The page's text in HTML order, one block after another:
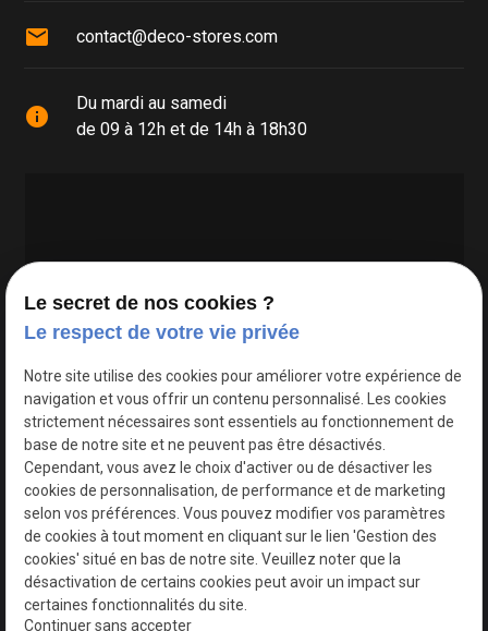
mail contact@deco-stores.com
info
Du mardi au samedi
de 09 à 12h et de 14h à 18h30
Google Maps Search API est désactivé.
Le secret de nos cookies ?
Le respect de votre vie privée
Notre site utilise des cookies pour améliorer votre expérience de
navigation et vous offrir un contenu personnalisé. Les cookies
strictement nécessaires sont essentiels au fonctionnement de
base de notre site et ne peuvent pas être désactivés.
Cependant, vous avez le choix d'activer ou de désactiver les
cookies de personnalisation, de performance et de marketing
selon vos préférences. Vous pouvez modifier vos paramètres
de cookies à tout moment en cliquant sur le lien 'Gestion des
cookies' situé en bas de notre site. Veuillez noter que la
désactivation de certains cookies peut avoir un impact sur
certaines fonctionnalités du site.
Continuer sans accepter